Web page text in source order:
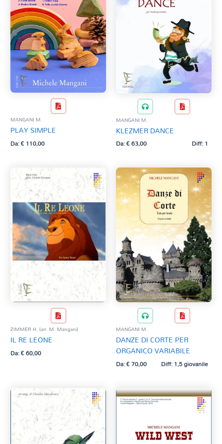
MANGANI M.
PLAY SIMPLE
Da:€110,00
MANGANI M.
KLEZMER DANCE
Da:€63,00 Diff: 1
ZIMMER H. (arr. M. Mangani)
IL RE LEONE
Da:€60,00
MANGANI M.
DANZE DI CORTE PER
ORGANICO VARIABILE
Da:€70,00 Diff: 1,5 giovanile